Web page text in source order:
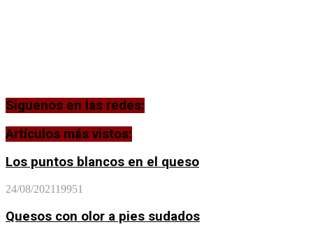
Siguenos en las redes:
Artículos más vistos:
Los puntos blancos en el queso
24/08/202119951
Quesos con olor a pies sudados